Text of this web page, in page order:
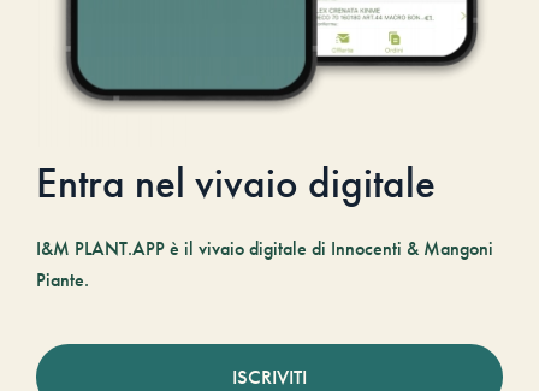
Entra nel vivaio digitale
I&M PLANT.APP è il vivaio digitale di Innocenti & Mangoni
Piante.
ISCRIVITI